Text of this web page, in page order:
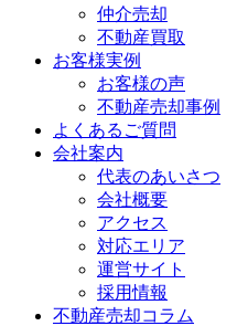
仲介売却
不動産買取
お客様実例
お客様の声
不動産売却事例
よくあるご質問
会社案内
代表のあいさつ
会社概要
アクセス
対応エリア
運営サイト
採用情報
不動産売却コラム